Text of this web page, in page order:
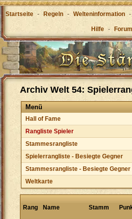
Startseite - Regeln - Welteninformation -
Hilfe - Forum
Archiv Welt 54:
Menü
Hall of Fame
Rangliste Spieler
Stammesrangliste
Spielerrangliste - Besiegte Gegner
Stammesrangliste - Besiegte Gegner
Weltkarte
Rang Name Stamm